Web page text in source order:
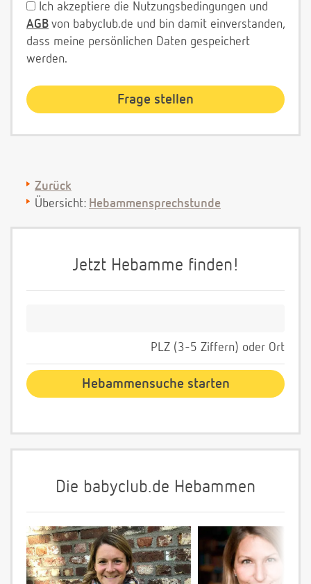
Ich akzeptiere die Nutzungsbedingungen und
AGB von babyclub.de und bin damit einverstanden,
dass meine persönlichen Daten gespeichert
werden.
Zurück
Übersicht: Hebammensprechstunde
Jetzt Hebamme finden!
PLZ (3-5 Ziffern) oder Ort
Die babyclub.de Hebammen